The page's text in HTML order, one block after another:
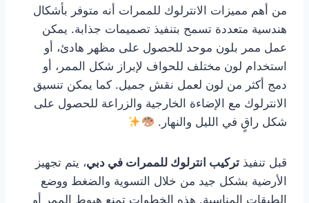
من أهم مميزات الانترلوك للممرات أنه متوفر بأشكال
هندسية متعددة تسمح بتنفيذ تصميمات جذابة. يمكن
عمل ممر بلون موحد للحصول على مظهر هادئ، أو
استخدام لون مختلف للحواف لإبراز شكل الممر، أو
دمج أكثر من لون لعمل نقش جميل. كما يمكن تنسيق
الانترلوك مع الإضاءة الخارجية والزراعة للحصول على
شكل راقٍ في الليل والنهار.
قبل تنفيذ تركيب انترلوك للممرات في دبي، يتم تجهيز
الأرضية بشكل جيد من خلال التسوية والضغط ووضع
الطبقات المناسبة. هذه الخطوات تمنع هبوط الممر أو